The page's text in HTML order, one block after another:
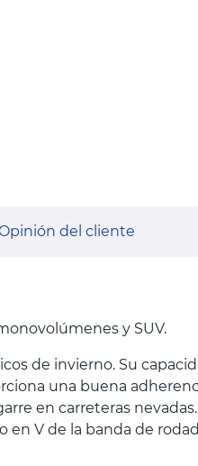
del cliente
y SUV.
de invierno. Su
una buena
en carreteras
V de la banda de